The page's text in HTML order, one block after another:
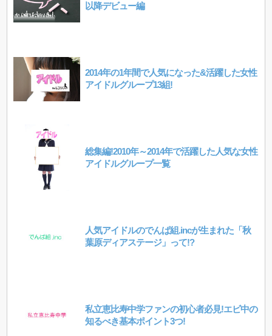
以降デビュー編
2014年の1年間で人気になった&活躍した女性
アイドルグループ13組!
総集編!2010年～2014年で活躍した人気な女性
アイドルグループ一覧
人気アイドルのでんぱ組.incが生まれた「秋
葉原ディアステージ」って!?
私立恵比寿中学ファンの初心者必見!エビ中の
知るべき基本ポイント3つ!